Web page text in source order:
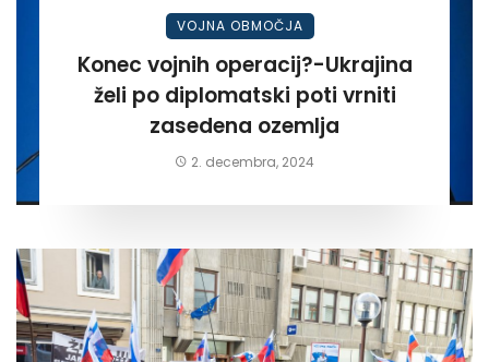
VOJNA OBMOČJA
Konec vojnih operacij?-Ukrajina
želi po diplomatski poti vrniti
zasedena ozemlja
2. decembra, 2024